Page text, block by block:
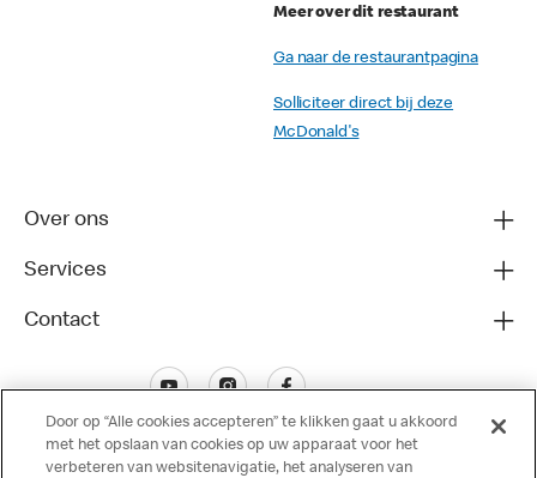
Meer over dit restaurant
Ga naar de restaurantpagina
Solliciteer direct bij deze
McDonald's
Over ons
Services
Contact
Door op “Alle cookies accepteren” te klikken gaat u akkoord
met het opslaan van cookies op uw apparaat voor het
verbeteren van websitenavigatie, het analyseren van